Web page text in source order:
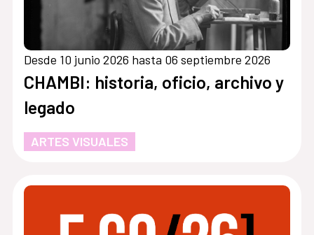
Desde 10 junio 2026 hasta 06 septiembre 2026
CHAMBI: historia, oficio, archivo y
legado
ARTES VISUALES